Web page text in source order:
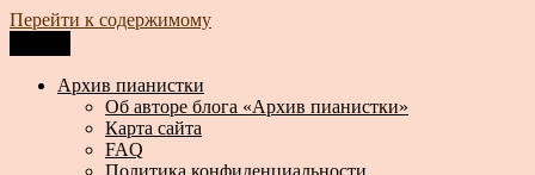
Перейти к содержимому
Архив пианистки
Всё для пианистов: ноты, книги, музыка, статьи…
Архив пианистки
Об авторе блога «Архив пианистки»
Карта сайта
FAQ
Политика конфиденциальности